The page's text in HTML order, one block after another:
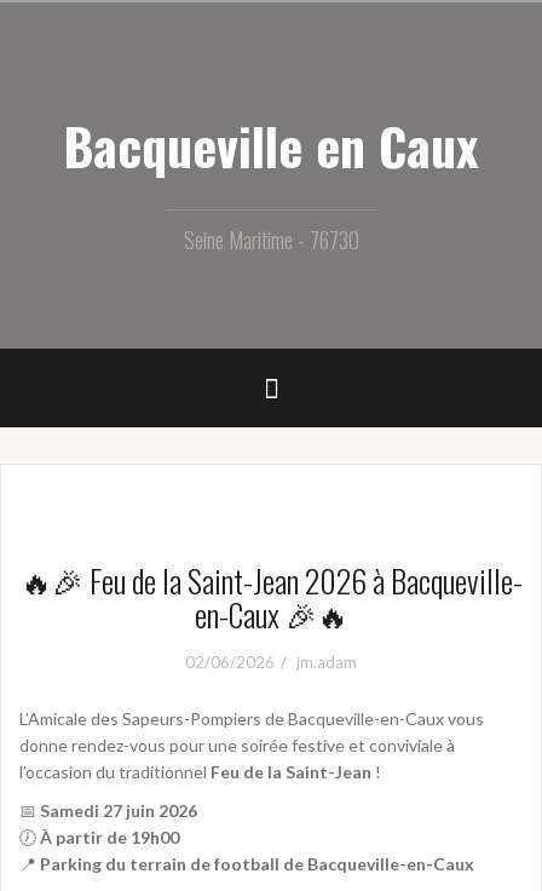
Bacqueville en Caux
Seine Maritime - 76730
🔥🎉 Feu de la Saint-Jean 2026 à Bacqueville-
en-Caux 🎉🔥
02/06/2026 jm.adam
L’Amicale des Sapeurs-Pompiers de Bacqueville-en-Caux vous
donne rendez-vous pour une soirée festive et conviviale à
l’occasion du traditionnel Feu de la Saint-Jean !
📅 Samedi 27 juin 2026
🕖À partir de 19h00
📍 Parking du terrain de football de Bacqueville-en-Caux